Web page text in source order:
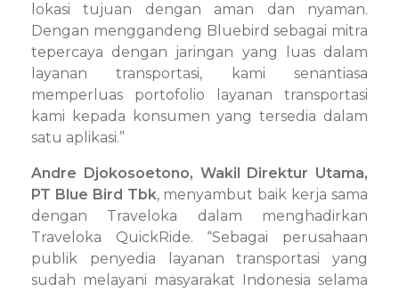
lokasi tujuan dengan aman dan nyaman.
Dengan menggandeng Bluebird sebagai mitra
tepercaya dengan jaringan yang luas dalam
layanan transportasi, kami senantiasa
memperluas portofolio layanan transportasi
kami kepada konsumen yang tersedia dalam
satu aplikasi.”
Andre Djokosoetono, Wakil Direktur Utama,
PT Blue Bird Tbk, menyambut baik kerja sama
dengan Traveloka dalam menghadirkan
Traveloka QuickRide. “Sebagai perusahaan
publik penyedia layanan transportasi yang
sudah melayani masyarakat Indonesia selama